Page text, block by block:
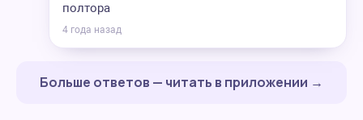
полтора
4 года назад
Больше ответов — читать в приложении →